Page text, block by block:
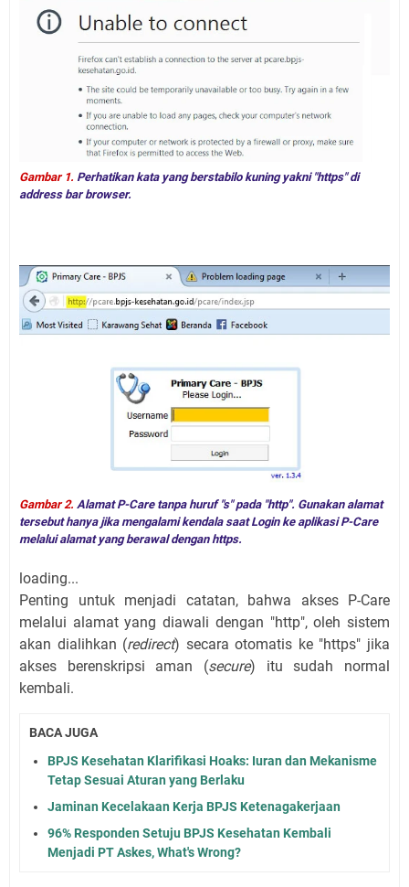
Gambar 1. Perhatikan kata yang berstabilo kuning yakni "https" di
address bar browser.
Gambar 2. Alamat P-Care tanpa huruf "s" pada "http". Gunakan alamat
tersebut hanya jika mengalami kendala saat Login ke aplikasi P-Care
melalui alamat yang berawal dengan https.
loading...
Penting untuk menjadi catatan, bahwa akses P-Care
melalui alamat yang diawali dengan "http", oleh sistem
akan dialihkan (redirect) secara otomatis ke "https" jika
akses berenskripsi aman (secure) itu sudah normal
kembali.
BACA JUGA
BPJS Kesehatan Klarifikasi Hoaks: Iuran dan Mekanisme
Tetap Sesuai Aturan yang Berlaku
Jaminan Kecelakaan Kerja BPJS Ketenagakerjaan
96% Responden Setuju BPJS Kesehatan Kembali
Menjadi PT Askes, What's Wrong?